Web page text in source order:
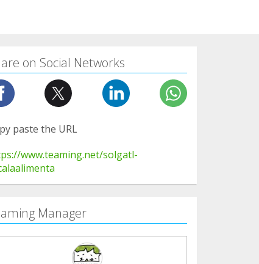
on Social Networks
paste the URL
www.teaming.net/solgatl-
Manager